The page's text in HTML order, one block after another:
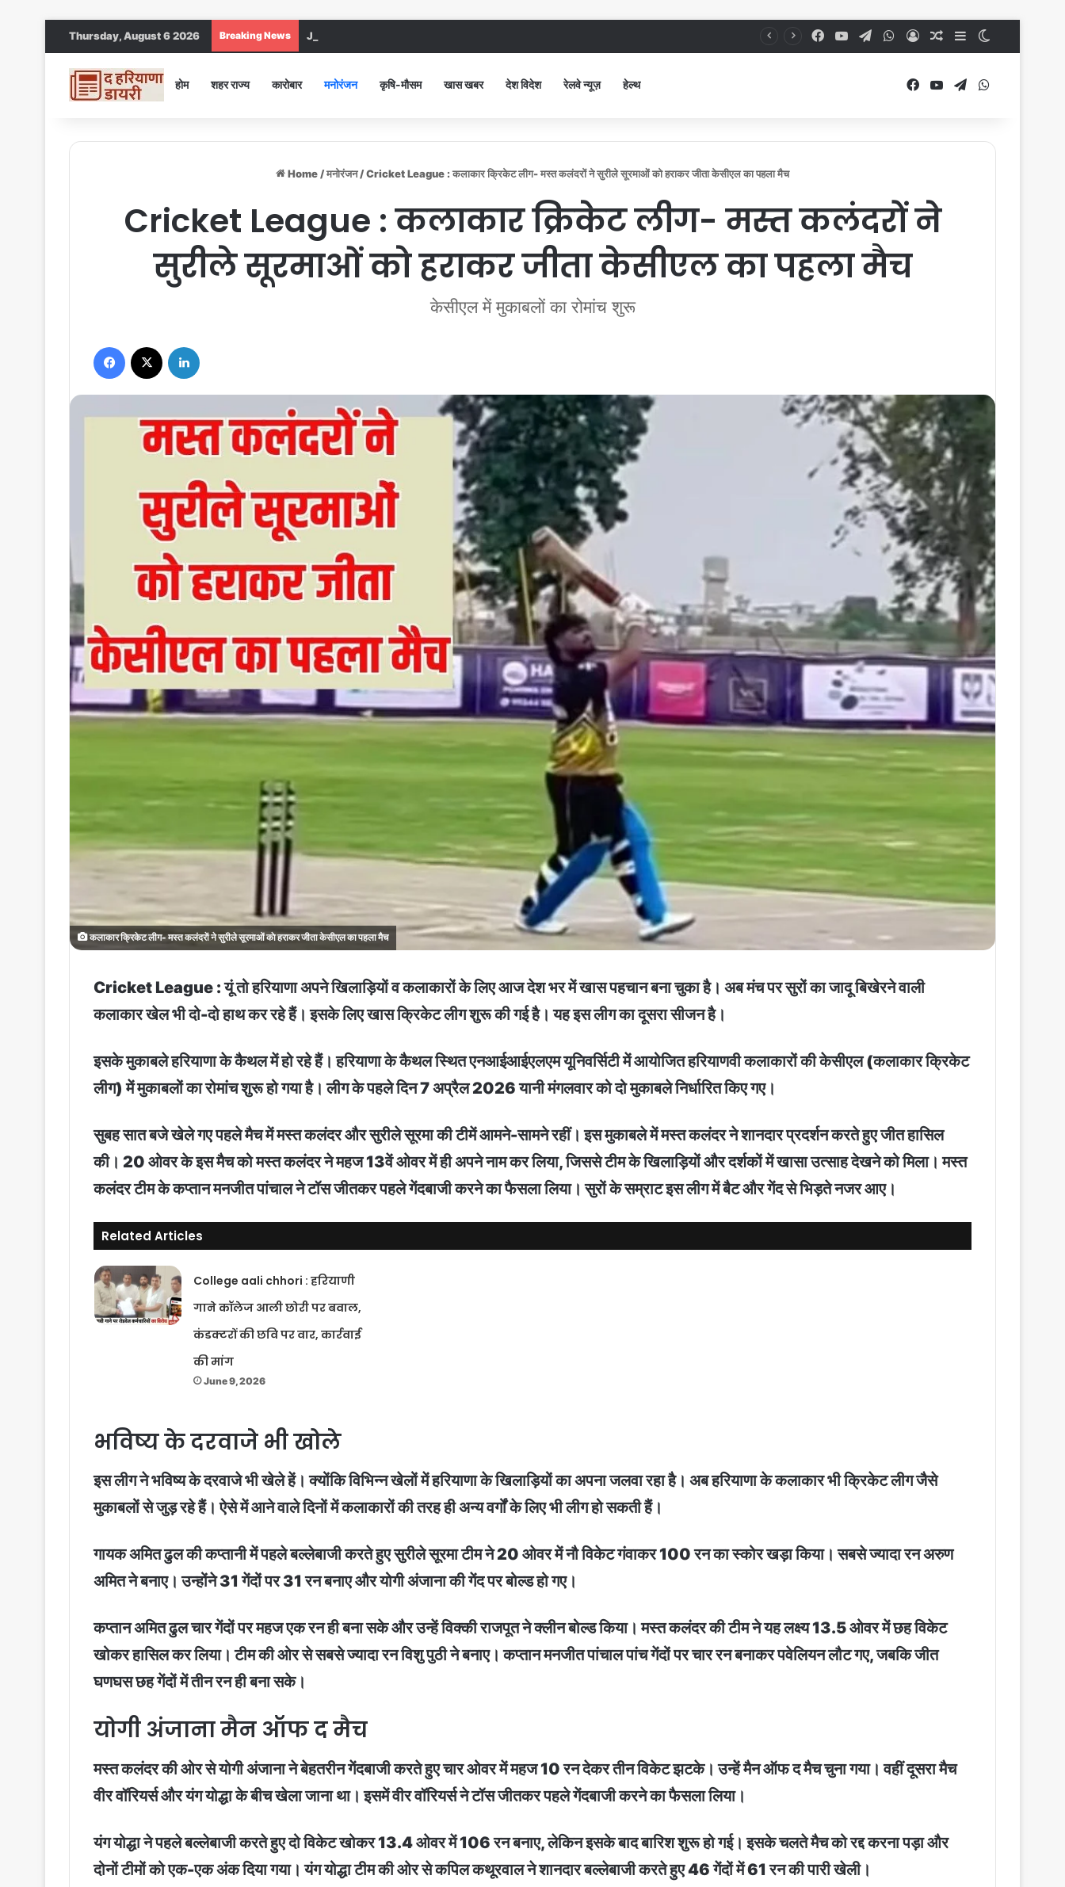
Thursday, August 6 2026 Breaking News Jind DC : जींद सिविल अस्पताल में गंदगी देख भड़कीं DC, बोलीं, आप खुद बाथरूम में खड़े होकर दिखाओ Facebook
YouTubeTelegramWhatsApp
Log InRandom Article
Sidebar
होम शहर राज्य कारोबार मनोरंजन कृषि-मौसम खास खबर देश विदेश रेलवे न्यूज़ हेल्थ Facebook
YouTubeTelegram
Home /मनोरंजन /Cricket League : कलाकार क्रिकेट लीग- मस्त कलंदराें ने सुरीले सूरमाओं काे हराकर जीता केसीएल का पहला मैच
Cricket League : कलाकार क्रिकेट लीग- मस्त कलंदराें ने
सुरीले सूरमाओं काे हराकर जीता केसीएल का पहला मैच
केसीएल में मुकाबलों का रोमांच शुरू
Facebook
कलाकार क्रिकेट लीग- मस्त कलंदराें ने सुरीले सूरमाओं काे हराकर जीता केसीएल का पहला मैच
Cricket League : यूं तो हरियाणा अपने खिलाड़ियों व कलाकारों के लिए आज देश भर में खास पहचान बना चुका है। अब मंच पर सुरों का जादू बिखेरने वाली
कलाकार खेल भी दो-दो हाथ कर रहे हैं। इसके लिए खास क्रिकेट लीग शुरू की गई है। यह इस लीग का दूसरा सीजन है।
इसके मुकाबले हरियाणा के कैथल में हो रहे हैं। हरियाणा के कैथल स्थित एनआईआईएलएम यूनिवर्सिटी में आयोजित हरियाणवी कलाकारों की केसीएल (कलाकार क्रिकेट
लीग) में मुकाबलों का रोमांच शुरू हो गया है। लीग के पहले दिन 7 अप्रैल 2026 यानी मंगलवार को दो मुकाबले निर्धारित किए गए।
सुबह सात बजे खेले गए पहले मैच में मस्त कलंदर और सुरीले सूरमा की टीमें आमने-सामने रहीं। इस मुकाबले में मस्त कलंदर ने शानदार प्रदर्शन करते हुए जीत हासिल
की। 20 ओवर के इस मैच को मस्त कलंदर ने महज 13वें ओवर में ही अपने नाम कर लिया, जिससे टीम के खिलाड़ियों और दर्शकों में खासा उत्साह देखने को मिला। मस्त
कलंदर टीम के कप्तान मनजीत पांचाल ने टॉस जीतकर पहले गेंदबाजी करने का फैसला लिया। सुरों के सम्राट इस लीग में बैट और गेंद से भिड़ते नजर आए।
Related Articles
College aali chhori : हरियाणी
गाने कॉलेज आली छोरी पर बवाल,
कंडक्टरों की छवि पर वार, कार्रवाई
की मांग
June 9, 2026
भविष्य के दरवाजे भी खोले
इस लीग ने भविष्य के दरवाजे भी खेले हें। क्योंकि विभिन्न खेलों में हरियाणा के खिलाड़ियों का अपना जलवा रहा है। अब हरियाणा के कलाकार भी क्रिकेट लीग जैसे
मुकाबलों से जुड़ रहे हैं। ऐसे में आने वाले दिनों में कलाकारों की तरह ही अन्य वर्गों के लिए भी लीग हो सकती हैं।
गायक अमित ढुल की कप्तानी में पहले बल्लेबाजी करते हुए सुरीले सूरमा टीम ने 20 ओवर में नौ विकेट गंवाकर 100 रन का स्कोर खड़ा किया। सबसे ज्यादा रन अरुण
अमित ने बनाए। उन्होंने 31 गेंदों पर 31 रन बनाए और योगी अंजाना की गेंद पर बोल्ड हो गए।
कप्तान अमित ढुल चार गेंदों पर महज एक रन ही बना सके और उन्हें विक्की राजपूत ने क्लीन बोल्ड किया। मस्त कलंदर की टीम ने यह लक्ष्य 13.5 ओवर में छह विकेट
खोकर हासिल कर लिया। टीम की ओर से सबसे ज्यादा रन विशु पुठी ने बनाए। कप्तान मनजीत पांचाल पांच गेंदों पर चार रन बनाकर पवेलियन लौट गए, जबकि जीत
घणघस छह गेंदों में तीन रन ही बना सके।
योगी अंजाना मैन ऑफ द मैच
मस्त कलंदर की ओर से योगी अंजाना ने बेहतरीन गेंदबाजी करते हुए चार ओवर में महज 10 रन देकर तीन विकेट झटके। उन्हें मैन ऑफ द मैच चुना गया। वहीं दूसरा मैच
वीर वॉरियर्स और यंग योद्धा के बीच खेला जाना था। इसमें वीर वॉरियर्स ने टॉस जीतकर पहले गेंदबाजी करने का फैसला लिया।
यंग योद्धा ने पहले बल्लेबाजी करते हुए दो विकेट खोकर 13.4 ओवर में 106 रन बनाए, लेकिन इसके बाद बारिश शुरू हो गई। इसके चलते मैच को रद्द करना पड़ा और
दोनों टीमों को एक-एक अंक दिया गया। यंग योद्धा टीम की ओर से कपिल कथूरवाल ने शानदार बल्लेबाजी करते हुए 46 गेंदों में 61 रन की पारी खेली।